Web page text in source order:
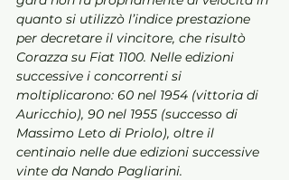
quanto si utilizzò l’indice prestazione
per decretare il vincitore, che risultò
Corazza su Fiat 1100. Nelle edizioni
successive i concorrenti si
moltiplicarono: 60 nel 1954 (vittoria di
Auricchio), 90 nel 1955 (successo di
Massimo Leto di Priolo), oltre il
centinaio nelle due edizioni successive
vinte da Nando Pagliarini.